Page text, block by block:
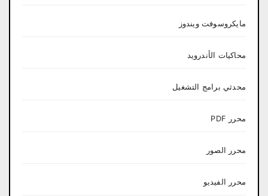
مايكروسوفت ويندوز
محاكيات الأندرويد
محدثي برامج التشغيل
محرر PDF
محرر الصور
محرر الفيديو